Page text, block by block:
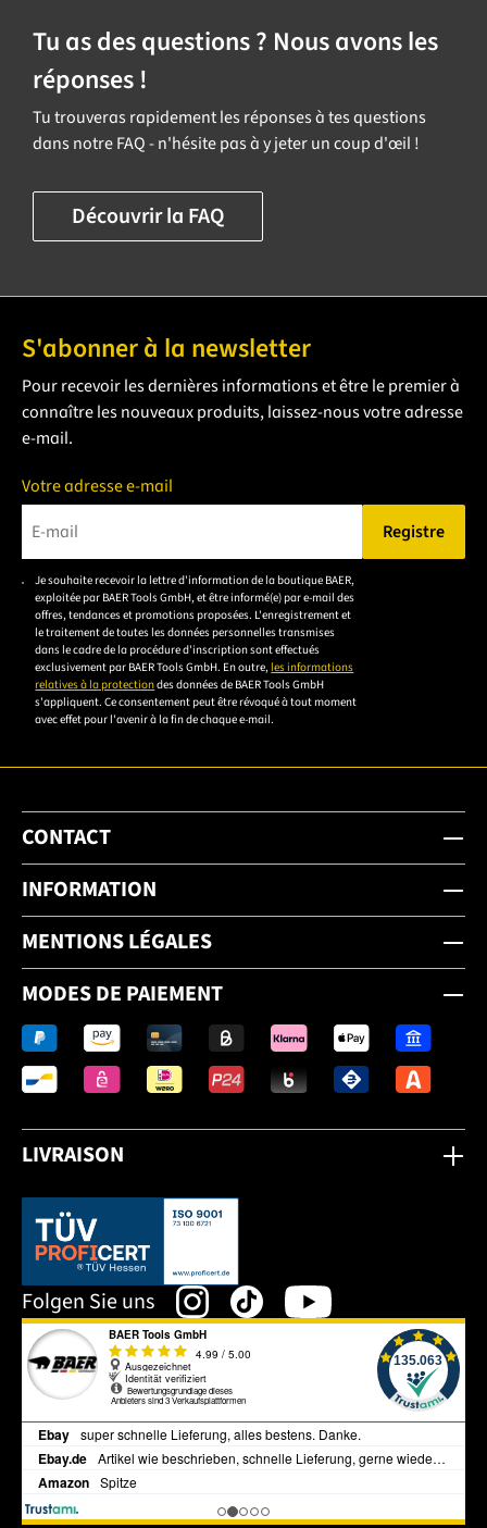
Tu as des questions ? Nous avons les
réponses !
Tu trouveras rapidement les réponses à tes questions
dans notre FAQ - n'hésite pas à y jeter un coup d'œil !
Découvrir la FAQ
S'abonner à la newsletter
Pour recevoir les dernières informations et être le premier à
connaître les nouveaux produits, laissez-nous votre adresse
e-mail.
Votre adresse e-mail
Veuillez saisir une adresse e-mail valide.
Registre
Je souhaite recevoir la lettre d'information de la boutique BAER,
exploitée par BAER Tools GmbH, et être informé(e) par e-mail des
offres, tendances et promotions proposées. L'enregistrement et
le traitement de toutes les données personnelles transmises
dans le cadre de la procédure d'inscription sont effectués
exclusivement par BAER Tools GmbH. En outre, les informations
relatives à la protectiondes données de BAER Tools GmbH
s'appliquent. Ce consentement peut être révoqué à tout moment
avec effet pour l'avenir à la fin de chaque e-mail.
CONTACT
INFORMATION
MENTIONS LÉGALES
MODES DE PAIEMENT
LIVRAISON
Dieser Link öffnet sich in einem neuen Tab.
Folgen Sie uns